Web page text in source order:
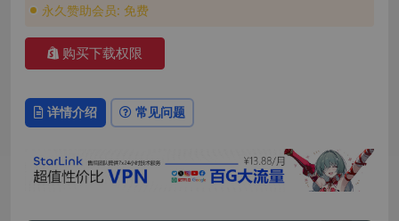
永久赞助会员: 免费
购买下载权限
详情介绍 常见问题